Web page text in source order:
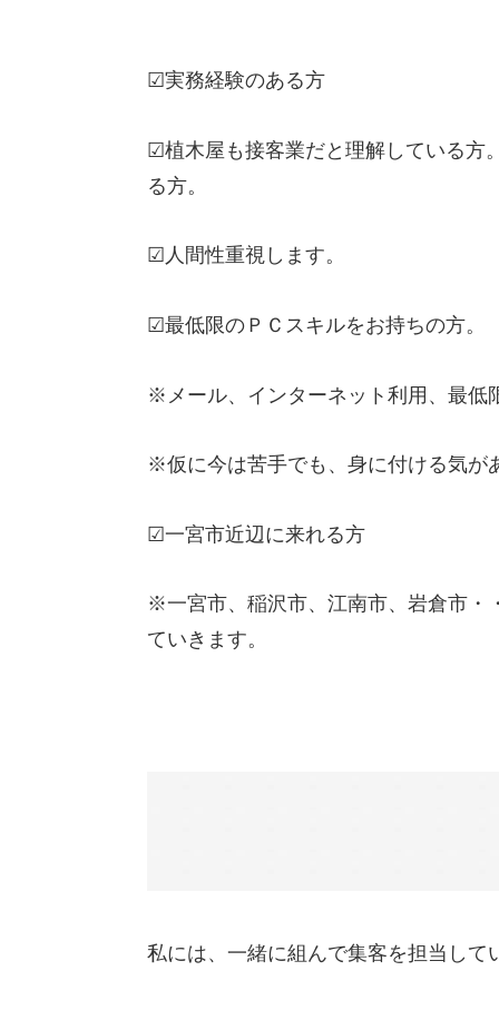
☑実務経験のある方
☑植木屋も接客業だと理解している方
る方。
☑人間性重視します。
☑最低限のＰＣスキルをお持ちの方。
※メール、インターネット利用、最低
※仮に今は苦手でも、身に付ける気が
☑一宮市近辺に来れる方
※一宮市、稲沢市、江南市、岩倉市・
ていきます。
私には、一緒に組んで集客を担当して